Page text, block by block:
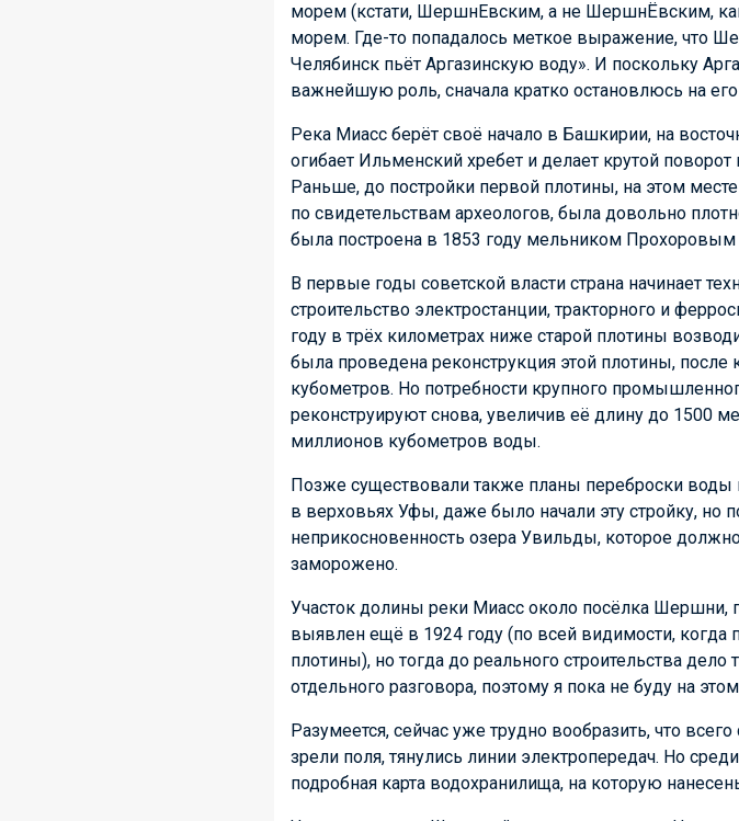
морем (кстати, ШершнЕвским, а не ШершнЁвским,
морем. Где-то попадалось меткое выражение, что
Челябинск пьёт Аргазинскую воду». И поскольку
важнейшую роль, сначала кратко остановлюсь на его
Река Миасс берёт своё начало в Башкирии, на
огибает Ильменский хребет и делает крутой
Раньше, до постройки первой плотины, на этом
по свидетельствам археологов, была довольно
была построена в 1853 году мельником Прохоровым
В первые годы советской власти страна начинает
строительство электростанции, тракторного и
году в трёх километрах ниже старой плотины
была проведена реконструкция этой плотины,
кубометров. Но потребности крупного
реконструируют снова, увеличив её длину до 1500
миллионов кубометров воды.
Позже существовали также планы переброски воды
в верховьях Уфы, даже было начали эту стройку, но
неприкосновенность озера Увильды, которое
заморожено.
Участок долины реки Миасс около посёлка Шершни,
выявлен ещё в 1924 году (по всей видимости, когда
плотины), но тогда до реального строительства
отдельного разговора, поэтому я пока не буду на
Разумеется, сейчас уже трудно вообразить, что
зрели поля, тянулись линии электропередач. Но
подробная карта водохранилища, на которую